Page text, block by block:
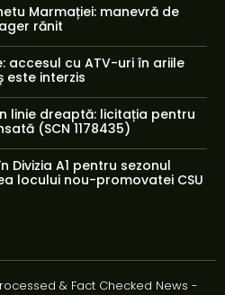
Marmației: manevră de
rănit
accesul cu ATV-uri în ariile
este interzis
linie dreaptă: licitația pentru
(SCN 1178435)
Divizia A1 pentru sezonul
locului nou-promovatei CSU
& Fact Checked News -